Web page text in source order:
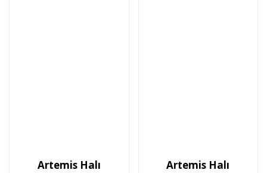
Artemis Halı Artemis Halı